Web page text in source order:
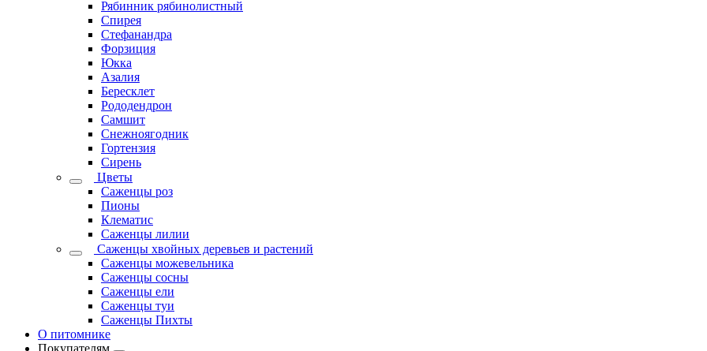
Рябинник рябинолистный
Спирея
Стефанандра
Форзиция
Юкка
Азалия
Бересклет
Рододендрон
Самшит
Снежноягодник
Гортензия
Сирень
Цветы
Саженцы роз
Пионы
Клематис
Саженцы лилии
Саженцы хвойных деревьев и растений
Саженцы можевельника
Саженцы сосны
Саженцы ели
Саженцы туи
Саженцы Пихты
О питомнике
Покупателям